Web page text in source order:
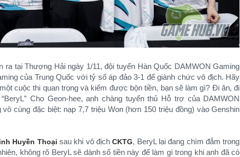
ra tại Thượng Hải ngày 1/11, đội tuyển Hàn Quốc DAMWON Gaming
của Trung Quốc với tỷ số áp đảo 3-1 để giành chức vô địch. Hãy
cuộc thi quan trọng và kiếm được bộn tiền, bạn sẽ làm gì? Đi ăn, đi
Cho Geon-hee, anh chàng tuyển thủ Hỗ trợ của DAMWON
cùng đặc biệt: nạp 7,7 triệu Won (hơn 150 triệu đồng) vào Genshin
Huyền Thoại sau khi vô địchCKTG, BeryL lại đang chìm đắm trong
không rõ BeryL sẽ dành số tiền này để làm gì trong khi anh đã có